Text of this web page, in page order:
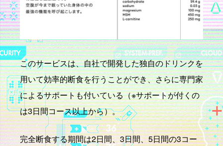
このサービスは、自社で開発した独自のドリンクを
用いて効率的断食を行うことができ、さらに専門家
によるサポートも付いている（※サポートが付くの
は3日間コース以上から）。
完全断食する期間は2日間、3日間、5日間の3コー